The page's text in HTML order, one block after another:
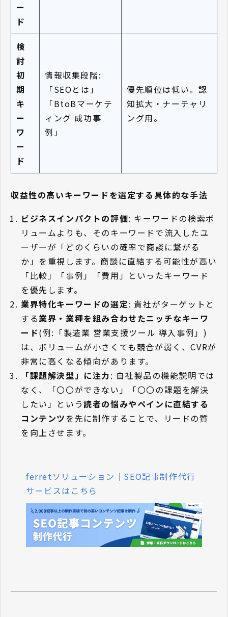
ー
ド
検
討
初
期
キ
ー
ワ
ー
ド
情報収集段階:
「SEOとは」
「BtoBマーケテ
ィング 成功事
例」
優先順位は低い。認
知拡大・ナーチャリ
ング用。
収益性の高いキーワードを選定する具体的な手法
ビジネスインパクトの評価: キーワードの検索ボ
リュームよりも、そのキーワードで流入したユ
ーザーが「どのくらいの確率で商談に繋がる
か」を重視します。商談に直結する可能性が高い
「比較」「事例」「費用」といったキーワード
を優先します。
業界特化キーワードの選定: 貴社がターゲットと
する業界・業種を組み合わせたニッチなキーワ
ード(例:「製造業 営業支援ツール 導入事例」)
は、ボリュームが小さくても競合が弱く、CVRが
非常に高くなる傾向があります。
「課題解決型」に注力: 自社製品の機能説明では
なく、「〇〇ができない」「〇〇の課題を解決
したい」という読者の悩みやペインに直結する
コンテンツを先に制作することで、リードの質
を向上させます。
ferretソリューション｜SEO記事制作代行
サービスはこちら